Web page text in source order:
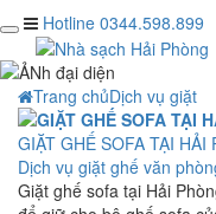
Hotline 0344.598.899
Trang chủDịch vụ giặt
GIẶT GHẾ SOFA TẠI HẢI
Dịch vụ giặt ghế văn
Giặt ghế sofa tại Hải